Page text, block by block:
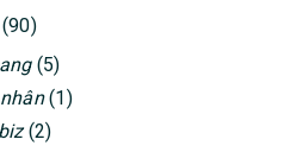
(5)
(1)
(2)